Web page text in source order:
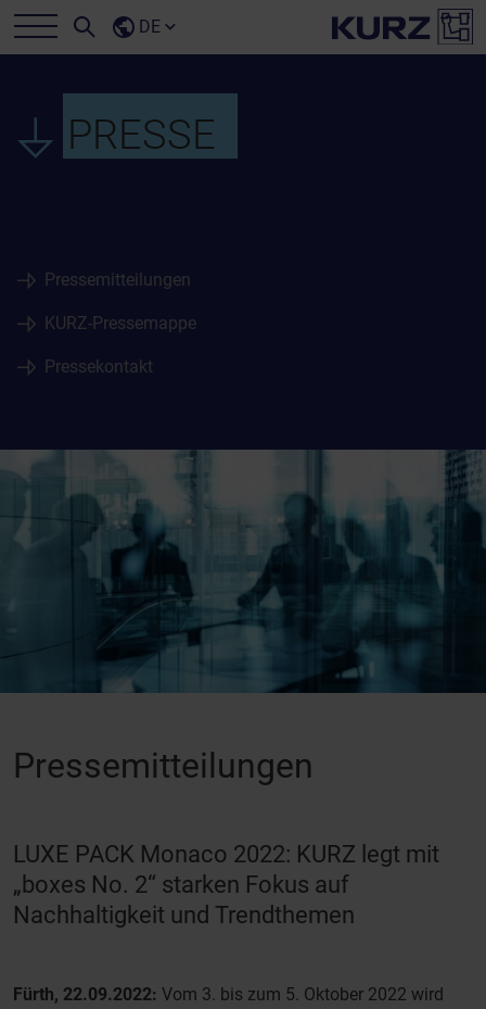
DE
PRESSE
Pressemitteilungen
KURZ-Pressemappe
Pressekontakt
Pressemitteilungen
LUXE PACK Monaco 2022: KURZ legt mit
„boxes No. 2“ starken Fokus auf
Nachhaltigkeit und Trendthemen
Fürth, 22.09.2022: Vom 3. bis zum 5. Oktober 2022 wird